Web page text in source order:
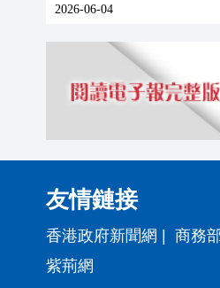
2026-06-04
友情鏈接
香港政府新聞網 | 商務
紫荊網